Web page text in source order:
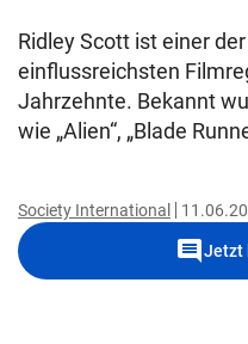
Ridley Scott ist einer
einflussreichsten
Jahrzehnte. Bekannt
wie „Alien“, „Blade
Society International
commentJetzt